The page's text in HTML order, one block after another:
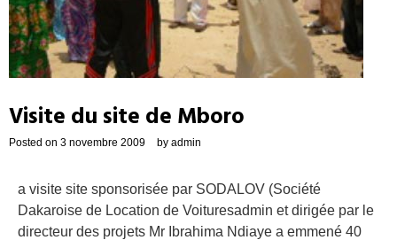
Visite du site de Mboro
Posted on 3 novembre 2009 by admin
a visite site sponsorisée par SODALOV (Société
Dakaroise de Location de Voituresadmin et dirigée par le
directeur des projets Mr Ibrahima Ndiaye a emmené 40